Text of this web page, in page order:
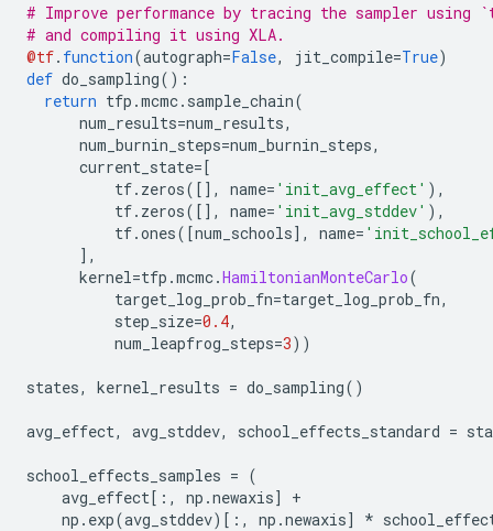
# Improve performance by tracing the sampler
# and compiling it using XLA.
@tf. function(autograph=False, jit_compile=True)
def do_sampling():
return tfp .mcmc. sample_chain(
num_results=num_results,
num_burnin_steps=num_burnin_steps,
current_state=[
tf. zeros([], name= 'init_avg_effect' ),
tf. zeros([], name= 'init_avg_stddev' ),
tf.ones([num_schools], name=
],
kernel=tfp .mcmc.HamiltonianMonteCarlo(
target_log_prob_fn=target_log_prob_fn,
step_size=0.4,
num_leapfrog_steps=3))
states, kernel_results = do_sampling()
avg_effect, avg_stddev, school_effects_standard =
school_effects_samples = (
avg_effect[:, np .newaxis]
+
np . exp(avg_stddev)[:, np .newaxis] *